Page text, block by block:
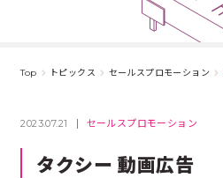
Top トピックス セールスプロモーション
2023.07.21 セールスプロモーション
タクシー 動画広告